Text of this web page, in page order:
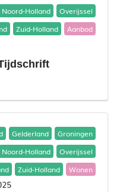
Noord-Holland
Overijssel
Zuid-Holland Aanbod
Gelderland
Groningen
Noord-Holland
Overijssel
Zuid-Holland Wonen